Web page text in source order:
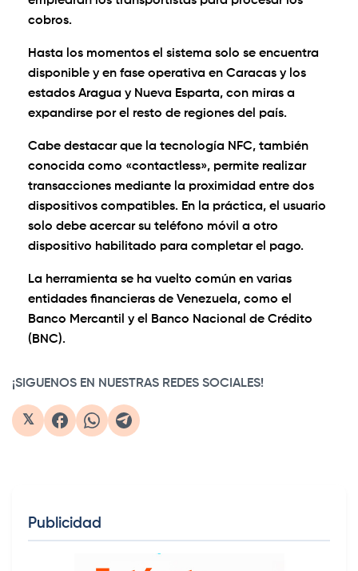
cobros.
Hasta los momentos el sistema solo se encuentra
disponible y en fase operativa en Caracas y los
estados Aragua y Nueva Esparta, con miras a
expandirse por el resto de regiones del país.
Cabe destacar que la tecnología NFC, también
conocida como «contactless», permite realizar
transacciones mediante la proximidad entre dos
dispositivos compatibles. En la práctica, el usuario
solo debe acercar su teléfono móvil a otro
dispositivo habilitado para completar el pago.
La herramienta se ha vuelto común en varias
entidades financieras de Venezuela, como el
Banco Mercantil y el Banco Nacional de Crédito
(BNC).
¡SIGUENOS EN NUESTRAS REDES SOCIALES!
𝕏
Publicidad